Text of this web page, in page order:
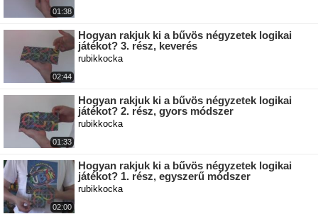
01:38
02:44
Hogyan rakjuk ki a bűvös négyzetek logikai
játékot? 3. rész, keverés
rubikkocka
01:33
Hogyan rakjuk ki a bűvös négyzetek logikai
játékot? 2. rész, gyors módszer
rubikkocka
02:00
Hogyan rakjuk ki a bűvös négyzetek logikai
játékot? 1. rész, egyszerű módszer
rubikkocka